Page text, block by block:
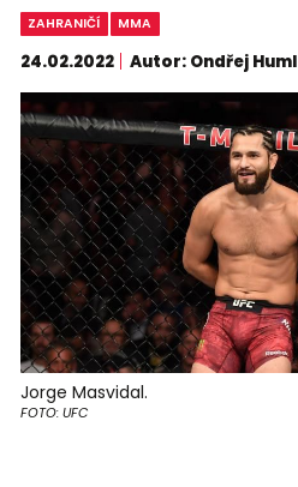
ZAHRANIČÍ MMA
24.02.2022 Autor: Ondřej Huml
Jorge Masvidal.
FOTO: UFC